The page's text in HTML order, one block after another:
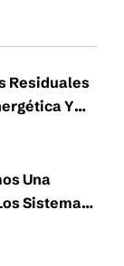
Residuales
Y
Gestión
Una
Sistemas